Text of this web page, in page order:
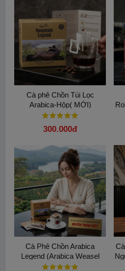
Cà phê Chồn Túi Lọc
Arabica-Hộp( MỚI)
300.000đ
Cà Phê Chồn Arabica
Legend (Arabica Weasel
Coffee) 75g (Phin Giấy) – Vị